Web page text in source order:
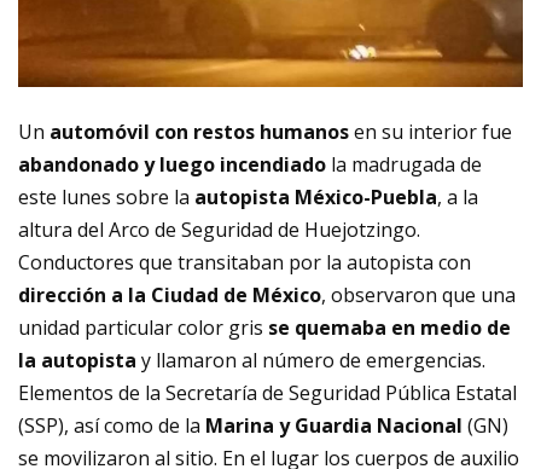
Un automóvil con restos humanosen su interior fue
abandonado y luego incendiado la madrugada de
este lunes sobre la autopista México-Puebla, a la
altura del Arco de Seguridad de Huejotzingo.
Conductores que transitaban por la autopista con
dirección a la Ciudad de México, observaron que una
unidad particular color gris se quemaba en medio de
la autopista y llamaron al número de emergencias.
Elementos de la Secretaría de Seguridad Pública Estatal
(SSP), así como de la Marina y Guardia Nacional (GN)
se movilizaron al sitio. En el lugar los cuerpos de auxilio